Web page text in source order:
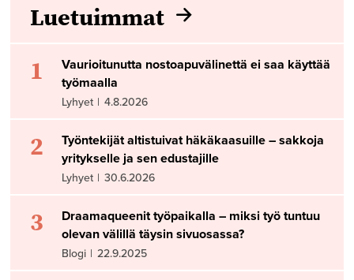
Luetuimmat
1
Vaurioitunutta nostoapuvälinettä ei saa käyttää
työmaalla
Lyhyet | 4.8.2026
2
Työntekijät altistuivat häkäkaasuille – sakkoja
yritykselle ja sen edustajille
Lyhyet | 30.6.2026
3
Draamaqueenit työpaikalla – miksi työ tuntuu
olevan välillä täysin sivuosassa?
Blogi | 22.9.2025